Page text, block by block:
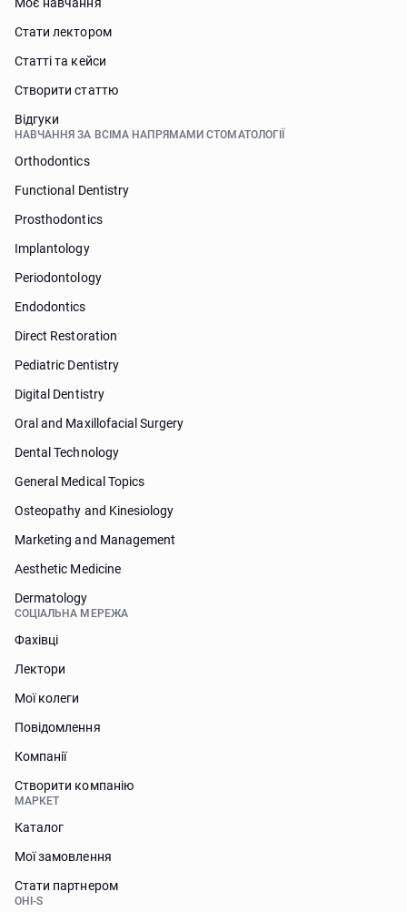
Стати лектором
Статті та кейси
Створити статтю
Відгуки
НАВЧАННЯ ЗА ВСІМА НАПРЯМАМИ СТОМАТОЛОГІЇ
Orthodontics
Functional Dentistry
Prosthodontics
Implantology
Periodontology
Endodontics
Direct Restoration
Pediatric Dentistry
Digital Dentistry
Oral and Maxillofacial Surgery
Dental Technology
General Medical Topics
Osteopathy and Kinesiology
Marketing and Management
Aesthetic Medicine
Dermatology
СОЦІАЛЬНА МЕРЕЖА
Фахівці
Лектори
Мої колеги
Повідомлення
Компанії
Створити компанію
МАРКЕТ
Каталог
Мої замовлення
Стати партнером
OHI-S